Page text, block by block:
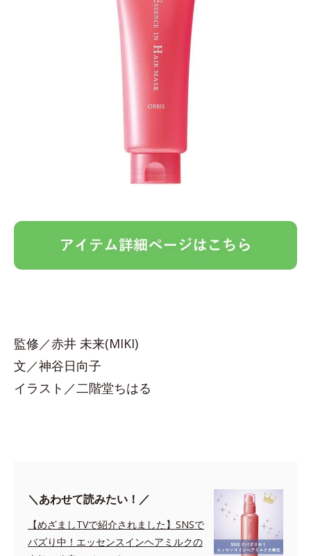
監修／赤井 未来(MIKI)
文／神谷日向子
イラスト／二階堂ちはる
＼あわせて読みたい！／
【めざましTVで紹介されました】SNSで
バズり中！エッセンスインヘアミルクの